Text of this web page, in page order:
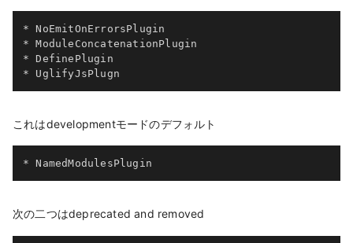
* NoEmitOnErrorsPlugin
* ModuleConcatenationPlugin
* DefinePlugin
* UglifyJsPlugn
これはdevelopmentモードのデフォルト
* NamedModulesPlugin
次の二つはdeprecated and removed